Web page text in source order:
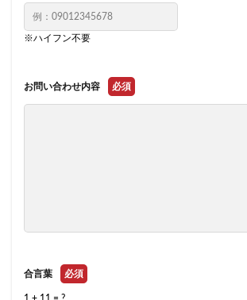
※ハイフン不要
お問い合わせ内容 必須
合言葉 必須